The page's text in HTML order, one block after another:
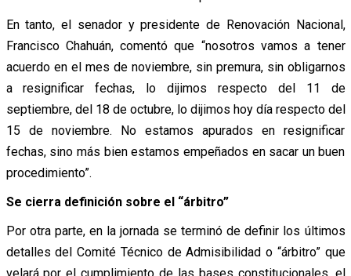
En tanto, el senador y presidente de Renovación Nacional,
Francisco Chahuán, comentó que “nosotros vamos a tener
acuerdo en el mes de noviembre, sin premura, sin obligarnos
a resignificar fechas, lo dijimos respecto del 11 de
septiembre, del 18 de octubre, lo dijimos hoy día respecto del
15 de noviembre. No estamos apurados en resignificar
fechas, sino más bien estamos empeñados en sacar un buen
procedimiento”.
Se cierra definición sobre el “árbitro”
Por otra parte, en la jornada se terminó de definir los últimos
detalles del Comité Técnico de Admisibilidad o “árbitro” que
velará por el cumplimiento de las bases constitucionales, el